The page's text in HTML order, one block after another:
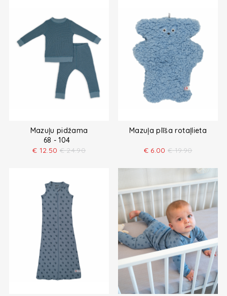
Mazuļu pidžama
68 - 104
€ 12.50 € 24.90
Mazuļa plīša rotaļlieta
€ 6.00 € 19.90